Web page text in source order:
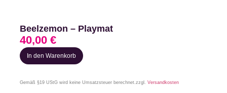
Beelzemon – Playmat
In den Warenkorb
40,00 €
Gemäß §19 UStG wird keine Umsatzsteuer berechnet. zzgl. Versandkosten